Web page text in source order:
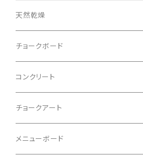
天然乾燥
チョークボード
コンクリート
チョークアート
メニューボード